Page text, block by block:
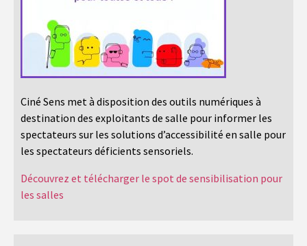
Ciné Sens met à disposition des outils numériques à
destination des exploitants de salle pour informer les
spectateurs sur les solutions d’accessibilité en salle pour
les spectateurs déficients sensoriels.
Découvrez et télécharger le spot de sensibilisation pour
les salles